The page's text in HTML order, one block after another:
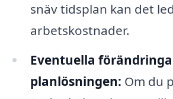
snäv tidsplan kan det
arbetskostnader.
Eventuella
planlösningen: Om du